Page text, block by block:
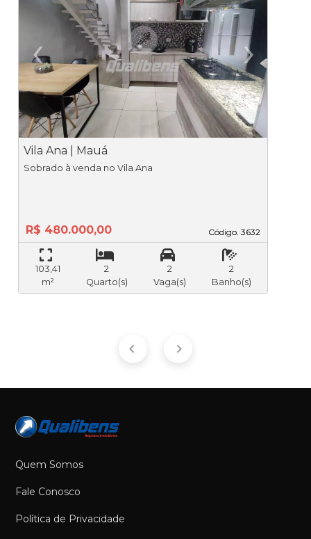
‹
Previous
›
Vila Ana | Mauá
Código. 3632
Código. 3632
Sobrado à venda no Vila Ana
R$ 480.000,00
103,41
m²
2
Quarto(s)
2
Vaga(s)
2
Banho(s)
Quem Somos
Fale Conosco
Política de Privacidade